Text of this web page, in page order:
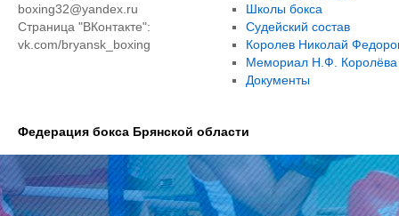
boxing32@yandex.ru
Страница "ВКонтакте":
vk.com/bryansk_boxing
Школы бокса
Судейский состав
Королев Николай
Мемориал Н.Ф. Королёва
Документы
Федерация бокса Брянской области